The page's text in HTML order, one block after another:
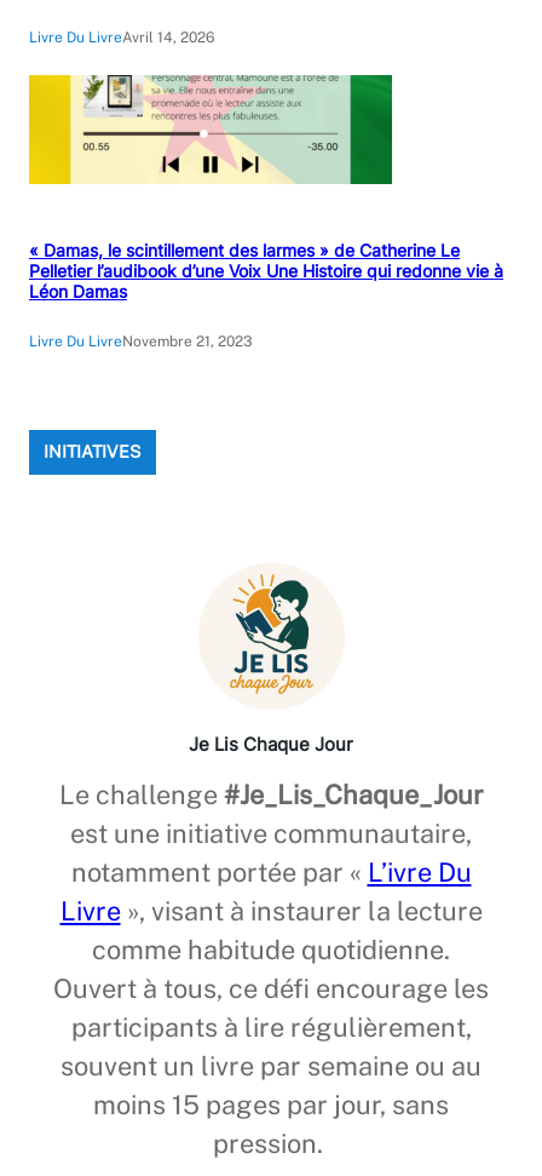
Livre Du LivreAvril 14, 2026
« Damas, le scintillement des larmes » de Catherine Le
Pelletier l’audibook d’une Voix Une Histoire qui redonne vie à
Léon Damas
Livre Du LivreNovembre 21, 2023
INITIATIVES
Je Lis Chaque Jour
Le challenge#Je_Lis_Chaque_Jour
est une initiative communautaire,
notamment portée par « L’ivre Du
Livre», visant à instaurer la lecture
comme habitude quotidienne.
Ouvert à tous, ce défi encourage les
participants à lire régulièrement,
souvent un livre par semaine ou au
moins 15 pages par jour, sans
pression.